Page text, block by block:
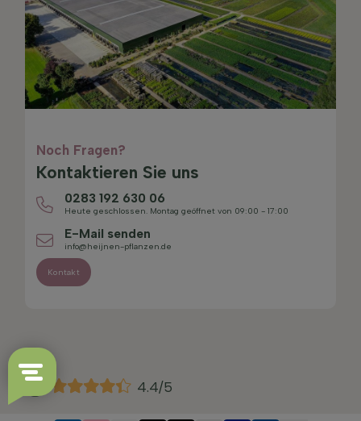
Noch Fragen?
Kontaktieren Sie uns
0283 192 630 06
Heute geschlossen. Montag geöffnet von 09:00 - 17:00
E-Mail senden
info@heijnen-pflanzen.de
Kontakt
4.4/5